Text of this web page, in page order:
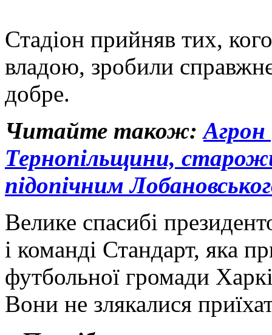
Стадіон прийняв тих,
владою, зробили
добре.
Читайте також:Агрон
Тернопільщини,
підопічним
Велике спасибі
і команді Стандарт, яка
футбольної громади
Вони не злякалися